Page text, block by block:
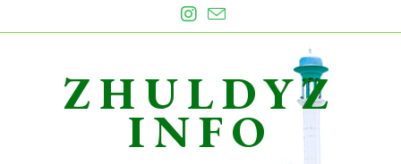
to
ZHULDYZ
INFO